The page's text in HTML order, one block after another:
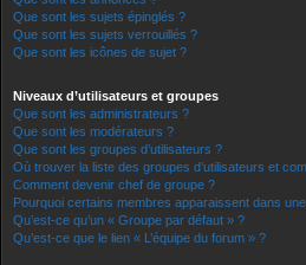
Que sont les sujets épinglés ?
Que sont les sujets verrouillés ?
Que sont les icônes de sujet ?
Niveaux d’utilisateurs et groupes
Que sont les administrateurs ?
Que sont les modérateurs ?
Que sont les groupes d’utilisateurs ?
Où trouver la liste des groupes d’utilisateurs et
Comment devenir chef de groupe ?
Pourquoi certains membres apparaissent dans
Qu’est-ce qu’un « Groupe par défaut » ?
Qu’est-ce que le lien « L’équipe du forum » ?